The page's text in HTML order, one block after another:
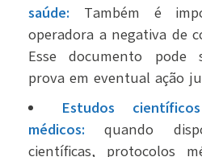
saúde:
Também é
operadora a negativa de
Esse documento pode
prova em eventual ação
Estudos
médicos: quando
científicas, protocolos